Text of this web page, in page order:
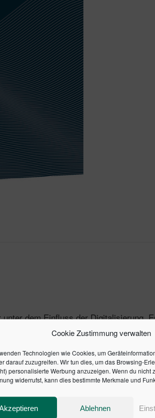
Cookie Zustimmung verwalten
Technologien wie Cookies, um
darauf zuzugreifen. Wir tun dies, um das Browsing-
personalisierte Werbung anzuzeigen. Wenn du nicht
widerrufst, kann dies bestimmte Merkmale und
Akzeptieren Ablehnen
dem Einfluss der Digitalisierung.
Strategie zur
Memory-Systeme, die die Basis für
Telekommunikation und